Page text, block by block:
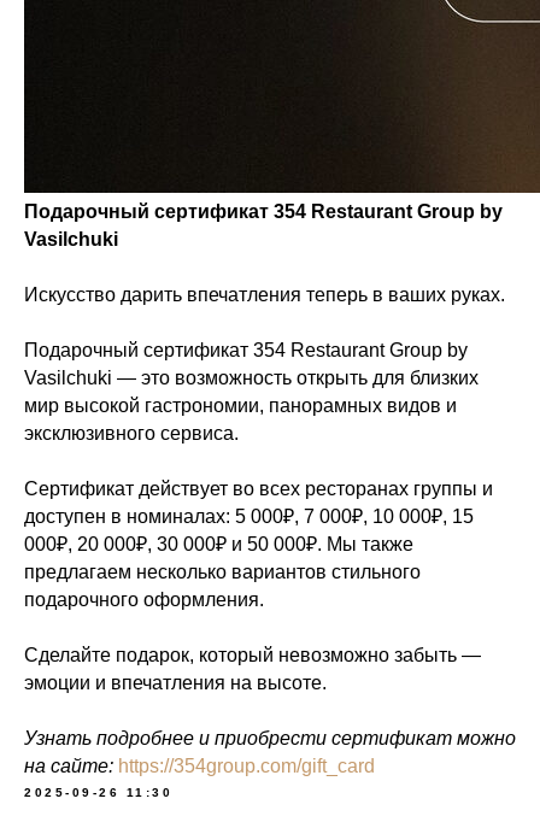
Подарочный сертификат 354 Restaurant Group by
Vasilchuki
Искусство дарить впечатления теперь в ваших руках.
Подарочный сертификат 354 Restaurant Group by
Vasilchuki — это возможность открыть для близких
мир высокой гастрономии, панорамных видов и
эксклюзивного сервиса.
Сертификат действует во всех ресторанах группы и
доступен в номиналах: 5 000₽, 7 000₽, 10 000₽, 15
000₽, 20 000₽, 30 000₽ и 50 000₽. Мы также
предлагаем несколько вариантов стильного
подарочного оформления.
Сделайте подарок, который невозможно забыть —
эмоции и впечатления на высоте.
Узнать подробнее и приобрести сертификат можно
на сайте: https://354group.com/gift_card
2025-09-26 11:30